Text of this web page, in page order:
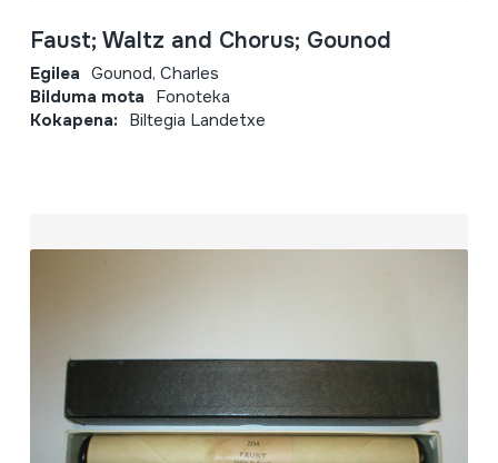
Faust; Waltz and Chorus; Gounod
Egilea Gounod, Charles
Bilduma mota Fonoteka
Kokapena: Biltegia Landetxe